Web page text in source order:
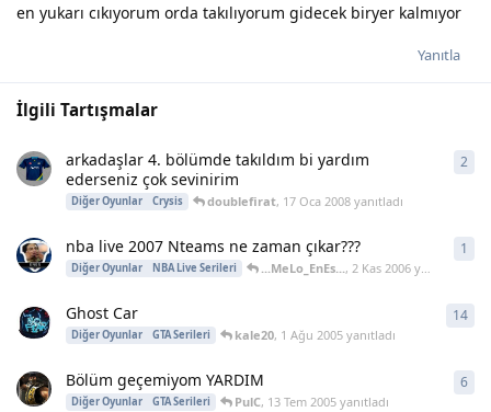
en yukarı cıkıyorum orda takılıyorum gidecek biryer kalmıyor
Yanıtla
İlgili Tartışmalar
arkadaşlar 4. bölümde takıldım bi yardım
ederseniz çok sevinirim
Diğer Oyunlar Crysis doublefirat, 17 Oca 2008yanıtladı
2
nba live 2007 Nteams ne zaman çıkar???
Diğer Oyunlar NBA Live Serileri ...MeLo_EnEs..., 2 Kas 2006yanıtladı
1
Ghost Car
Diğer Oyunlar GTA Serileri kale20, 1 Ağu 2005yanıtladı
14
Bölüm geçemiyom YARDIM
Diğer Oyunlar GTA Serileri PulC, 13 Tem 2005yanıtladı
6